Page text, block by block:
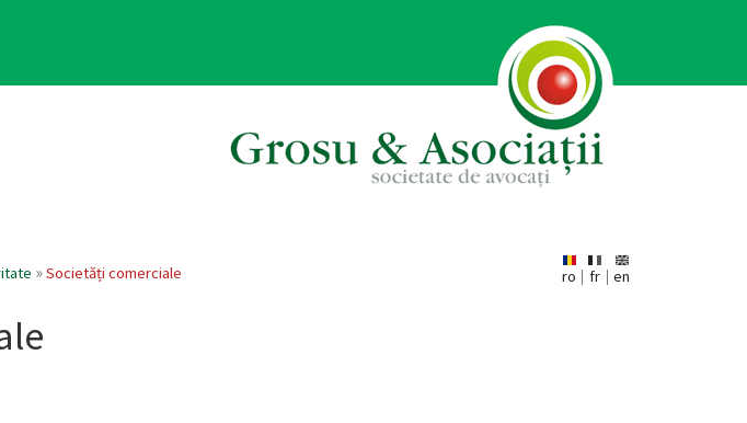
ro fr en
Societăți comerciale